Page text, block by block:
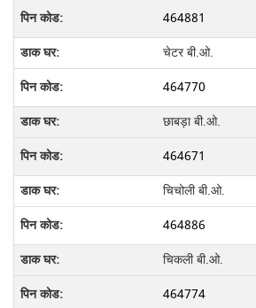
464881
चेटर बी.ओ.
464770
छाबड़ा बी.ओ.
464671
चिचोली बी.ओ.
464886
चिकली बी.ओ.
464774